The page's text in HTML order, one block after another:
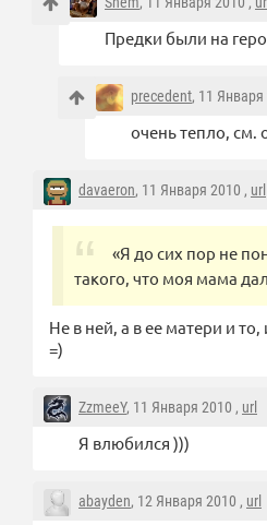
Предки были на
precedent, 11 Января
очень тепло, см.
davaeron, 11 Января 2010 , url
«Я до сих пор не
такого, что моя мама
Не в ней, а в ее матери и
=)
ZzmeeY, 11 Января 2010 , url
Я влюбился )))
abayden, 12 Января 2010 , url